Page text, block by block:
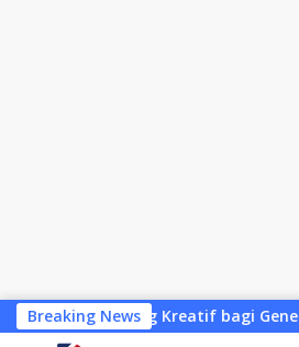
Langsung
ke
Breaking News
Kreatif bagi Generasi Muda